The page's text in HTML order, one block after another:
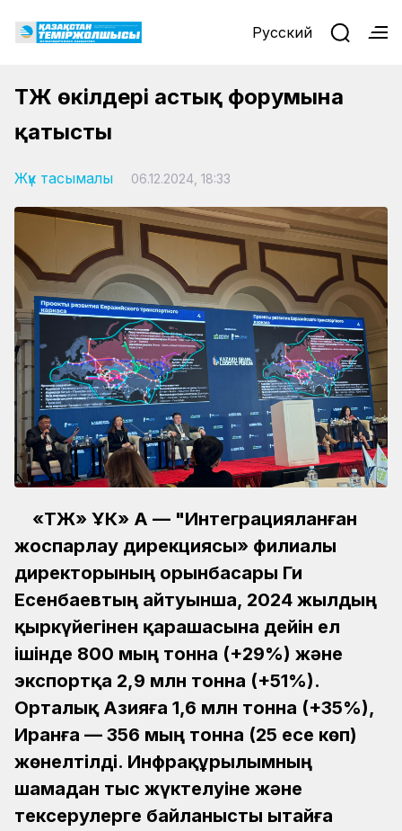
Русский
ҚТЖ өкілдері астық форумына
қатысты
Жүк тасымалы 06.12.2024, 18:33
«ҚТЖ» ҰК» АҚ — "Интеграцияланған
жоспарлау дирекциясы» филиалы
директорының орынбасары Ги
Есенбаевтың айтуынша, 2024 жылдың
қыркүйегінен қарашасына дейін ел
ішінде 800 мың тонна (+29%) және
экспортқа 2,9 млн тонна (+51%).
Орталық Азияға 1,6 млн тонна (+35%),
Иранға — 356 мың тонна (25 есе көп)
жөнелтілді. Инфрақұрылымның
шамадан тыс жүктелуіне және
тексерулерге байланысты Қытайға